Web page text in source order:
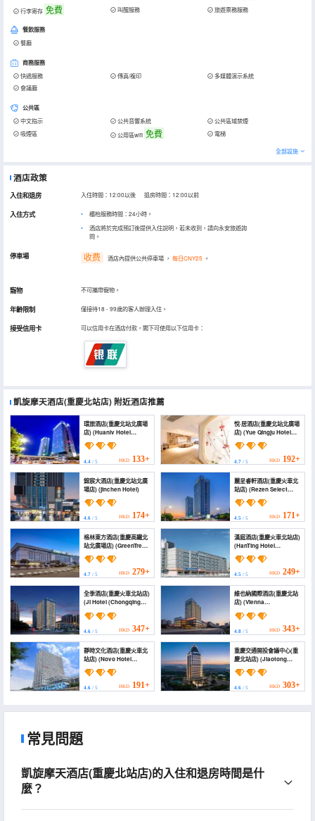
行李寄存 免費 叫醒服務 旅遊票務服務
餐飲服務
餐廳
商務服務
快遞服務 傳真/複印
多媒體演示系統
會議廳
公共區
中文指示 公共音響系統
公共區域禁煙
吸煙區
公用區wifi 免費 電梯
全部設施
酒店政策
入住和退房 入住時間：12:00以後 退房時間：12:00以前
入住方式
櫃枱服務時間：24小時。
酒店將於完成預訂後提供入住說明，若未收到，請向永安旅遊詢
問。
停車場 收费 酒店內提供公共停車場 ， 每日CNY25 。
寵物 不可攜帶寵物。
年齡限制 僅接待18 - 99歲的客人辦理入住。
接受信用卡 可以信用卡在酒店付款，閣下可使用以下信用卡：
凱旋摩天酒店(重慶北站店) 附近酒店推薦
環旅酒店(重慶北站北廣場
店) (Huanlv Hotel
(Chongqing North
Station North Square
4.4 / 5 HKD 133+
悅·居酒店(重慶北站北廣場
店) (Yue Qingju Hotel
(Chongqing North
Railway Station))
4.7/ 5 HKD 192+
錦宸大酒店(重慶北站北廣
場店) (jinchen Hotel)
4.6 / 5 HKD 174+
麗呈睿軒酒店(重慶火車北
站店) (Rezen Select
Chongqing Longtou
Temple, North Railway
Station)
4.5/ 5 HKD 171+
格林東方酒店(重慶高鐵北
站北廣場店) (GreenTree
Eastern Hotel
(Chongqing Gaotie
North Station North
Square))
4.7 / 5 HKD 279+
漢庭酒店(重慶火車北站店)
(HanTing Hotel
(Chongqing North
Railway Station))
4.5/ 5 HKD 249+
全季酒店(重慶火車北站店)
(JI Hotel (Chongqing
North Railway Station))
4.6 / 5 HKD 347+
維也納國際酒店(重慶北站
店) (Vienna
International Hotel
(Chongqing North
Station))
4.8/ 5 HKD 343+
靜時文化酒店(重慶火車北
站店) (Novo Hotel
(Chongqing North
Railway Station))
4.6 / 5 HKD 191+
重慶交通開投會議中心(重
慶北站店) (Jiaotong
Kaitou Conference
Center)
4.6/ 5 HKD 303+
常見問題
凱旋摩天酒店(重慶北站店)的入住和退房時間是什
麼？